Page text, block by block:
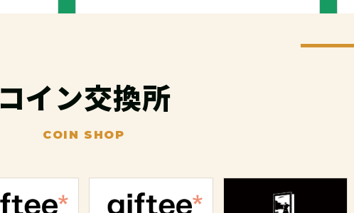
コイン交換所
COIN SHOP